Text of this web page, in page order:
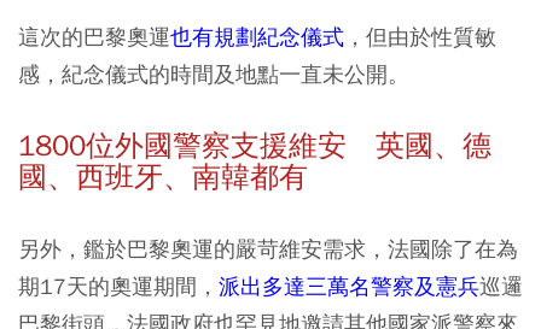
這次的巴黎奧運也有規劃紀念儀式 ，但由於性質敏
感，紀念儀式的時間及地點一直未公開。
1800位外國警察支援維安 英國、德
國、西班牙、南韓都有
另外，鑑於巴黎奧運的嚴苛維安需求，法國除了在為
期17天的奧運期間， 派出多達三萬名警察及憲兵巡邏
巴黎街頭，法國政府也罕見地邀請其他國家派警察來